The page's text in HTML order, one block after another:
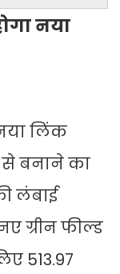
नया
लिंक
से बनाने का
लंबाई
ग्रीन फील्ड
513.97